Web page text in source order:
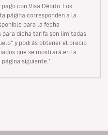
con Visa Débito. Los
página corresponden a la
para la fecha
para dicha tarifa son limitadas.
y podrás obtener el precio
que se mostrará en la
página siguiente."